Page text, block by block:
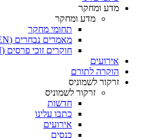
מדע ומחקר
מדע ומחקר
תחומי מחקר
מאמרים נבחרים (EN)
חוקרים זוכי פרסים (EN)
אירועים
הוקרה לתורם
זרקור לשמוניס
זרקור לשמוניס
חדשות
כתבו עלינו
אירועים
כנסים